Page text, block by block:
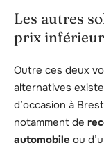
Les autres
prix
Outre ces deux
alternatives
d’occasion à
notamment de
automobile ou